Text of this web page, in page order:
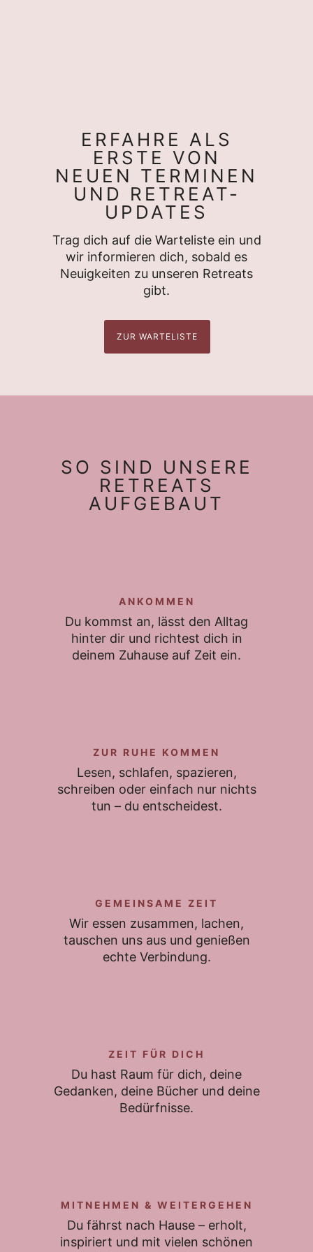
ERFAHRE ALS
ERSTE VON
NEUEN TERMINEN
UND RETREAT-
UPDATES
Trag dich auf die Warteliste ein und
wir informieren dich, sobald es
Neuigkeiten zu unseren Retreats
gibt.
ZUR WARTELISTE
SO SIND UNSERE
RETREATS
AUFGEBAUT
ANKOMMEN
Du kommst an, lässt den Alltag
hinter dir und richtest dich in
deinem Zuhause auf Zeit ein.
ZUR RUHE KOMMEN
Lesen, schlafen, spazieren,
schreiben oder einfach nur nichts
tun – du entscheidest.
GEMEINSAME ZEIT
Wir essen zusammen, lachen,
tauschen uns aus und genießen
echte Verbindung.
ZEIT FÜR DICH
Du hast Raum für dich, deine
Gedanken, deine Bücher und deine
Bedürfnisse.
MITNEHMEN & WEITERGEHEN
Du fährst nach Hause – erholt,
inspiriert und mit vielen schönen